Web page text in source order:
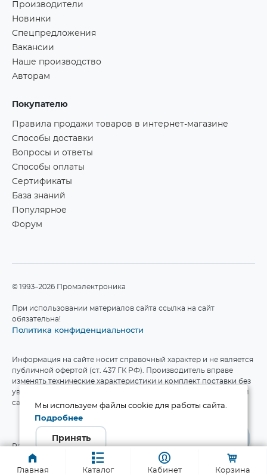
Главная Каталог Кабинет Корзина
Производители
Новинки
Спецпредложения
Вакансии
Наше производство
Авторам
Покупателю
Правила продажи товаров в интернет-магазине
Способы доставки
Вопросы и ответы
Способы оплаты
Сертификаты
База знаний
Популярное
Форум
©1993–2026 Промэлектроника
При использовании материалов сайта ссылка на сайт
обязательна!
Политика конфиденциальности
Информация на сайте носит справочный характер и не является
публичной офертой (ст. 437 ГК РФ). Производитель вправе
изменять технические характеристики и комплект поставки без
уведомления. Актуальные данные приведены на официальном
сайте производителя.
Разработка сайта
Мы используем файлы cookie для работы сайта.
Подробнее
Принять